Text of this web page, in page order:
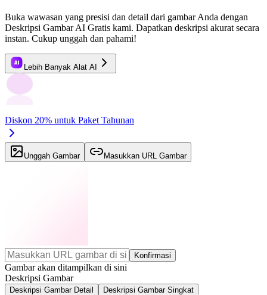
Buka wawasan yang presisi dan detail dari gambar Anda dengan
Deskripsi Gambar AI Gratis kami. Dapatkan deskripsi akurat secara
instan. Cukup unggah dan pahami!
Lebih Banyak Alat AI
Diskon 20% untuk Paket Tahunan
Unggah Gambar Masukkan URL Gambar
Konfirmasi
Gambar akan ditampilkan di sini
Deskripsi Gambar
Deskripsi Gambar Detail
Deskripsi Gambar Singkat